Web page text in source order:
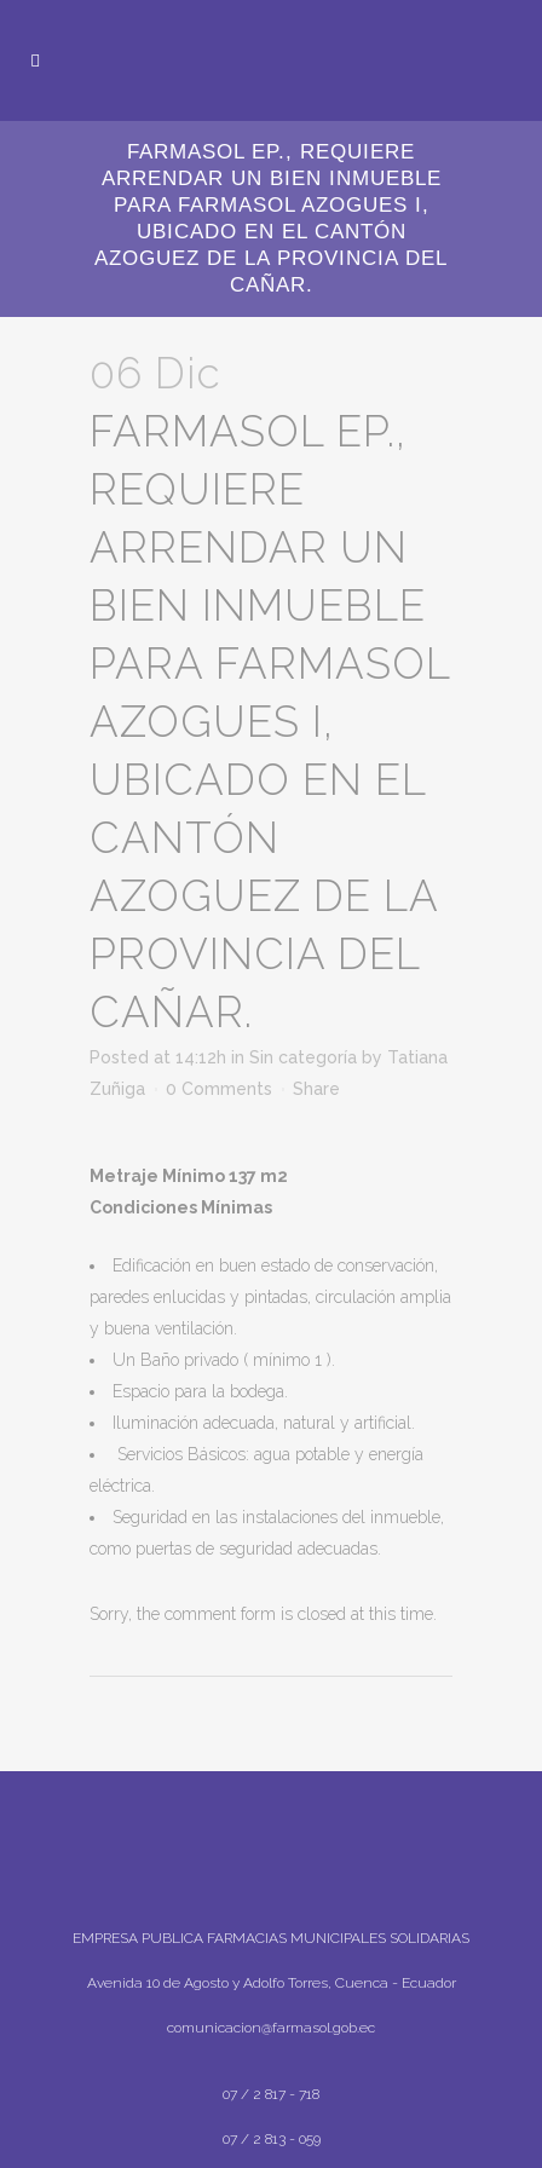
FARMASOL EP., REQUIERE
ARRENDAR UN BIEN INMUEBLE
PARA FARMASOL AZOGUES I,
UBICADO EN EL CANTÓN
AZOGUEZ DE LA PROVINCIA DEL
CAÑAR.
06 Dic
FARMASOL EP.,
REQUIERE
ARRENDAR UN
BIEN INMUEBLE
PARA FARMASOL
AZOGUES I,
UBICADO EN EL
CANTÓN
AZOGUEZ DE LA
PROVINCIA DEL
CAÑAR.
Posted at 14:12h in Sin categoría by Tatiana
Zuñiga
0 Comments Share
Metraje Mínimo 137 m2
Condiciones Mínimas
Edificación en buen estado de conservación,
paredes enlucidas y pintadas, circulación amplia
y buena ventilación.
Un Baño privado ( mínimo 1 ).
Espacio para la bodega.
Iluminación adecuada, natural y artificial.
Servicios Básicos: agua potable y energía
eléctrica.
Seguridad en las instalaciones del inmueble,
como puertas de seguridad adecuadas.
Sorry, the comment form is closed at this time.
EMPRESA PUBLICA FARMACIAS MUNICIPALES SOLIDARIAS
Avenida 10 de Agosto y Adolfo Torres, Cuenca - Ecuador
comunicacion@farmasol.gob.ec
07 / 2 817 - 718
07 / 2 813 - 059